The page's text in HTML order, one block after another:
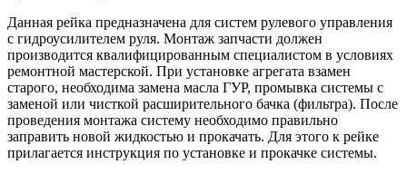
Данная рейка предназначена для систем рулевого управления
с гидроусилителем руля. Монтаж запчасти должен
производится квалифицированным специалистом в условиях
ремонтной мастерской. При установке агрегата взамен
старого, необходима замена масла ГУР, промывка системы с
заменой или чисткой расширительного бачка (фильтра). После
проведения монтажа систему необходимо правильно
заправить новой жидкостью и прокачать. Для этого к рейке
прилагается инструкция по установке и прокачке системы.